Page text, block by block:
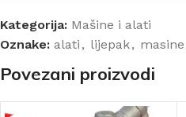
Kategorija: Mašine i alati
Oznake: alati , lijepak, masine
Povezani proizvodi